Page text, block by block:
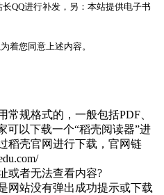
QQ进行补发，另：本站提供电子书
着您同意上述内容。
常规格式的，一般包括PDF、
可以下载一个“稻壳阅读器”进
稻壳官网进行下载，官网链
或者无法查看内容?
网站没有弹出成功提示或下载